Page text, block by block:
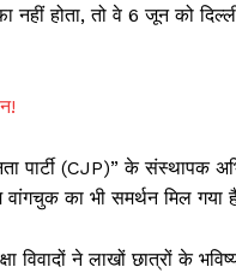
सच !!!
नहीं होता, तो वे 6 जून को
(CJP)” के संस्थापक
का भी समर्थन मिल गया
विवादों ने लाखों छात्रों के